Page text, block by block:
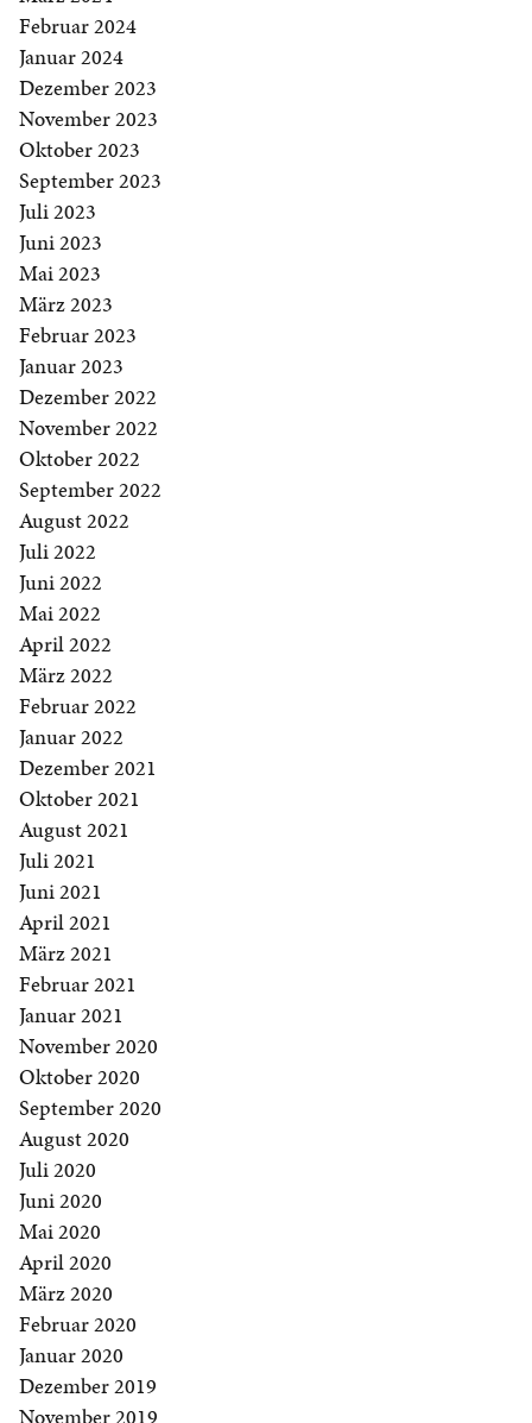
Februar 2024
Januar 2024
Dezember 2023
November 2023
Oktober 2023
September 2023
Juli 2023
Juni 2023
Mai 2023
März 2023
Februar 2023
Januar 2023
Dezember 2022
November 2022
Oktober 2022
September 2022
August 2022
Juli 2022
Juni 2022
Mai 2022
April 2022
März 2022
Februar 2022
Januar 2022
Dezember 2021
Oktober 2021
August 2021
Juli 2021
Juni 2021
April 2021
März 2021
Februar 2021
Januar 2021
November 2020
Oktober 2020
September 2020
August 2020
Juli 2020
Juni 2020
Mai 2020
April 2020
März 2020
Februar 2020
Januar 2020
Dezember 2019
November 2019